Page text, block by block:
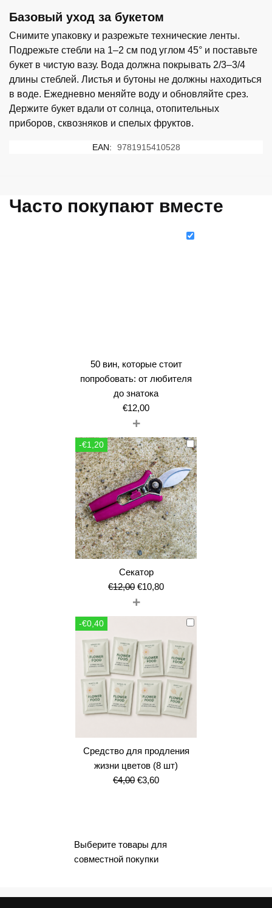
Базовый уход за букетом
Снимите упаковку и разрежьте технические ленты.
Подрежьте стебли на 1–2 см под углом 45° и поставьте
букет в чистую вазу. Вода должна покрывать 2/3–3/4
длины стеблей. Листья и бутоны не должны находиться
в воде. Ежедневно меняйте воду и обновляйте срез.
Держите букет вдали от солнца, отопительных
приборов, сквозняков и спелых фруктов.
EAN: 9781915410528
Часто покупают вместе
50 вин, которые стоит
попробовать: от любителя
до знатока
€12,00
+
-€1,20
Секатор
€12,00 Первоначальная
цена
составляла
€10,80Текущая
€10,80.
+
-€0,40
Средство для продления
жизни цветов (8 шт)
€4,00 Первоначальная
€3,60Текущая
Выберите товары для
совместной покупки